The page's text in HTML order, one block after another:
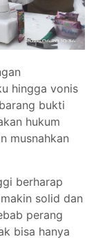
hingga vonis
bukti
hukum
musnahkan
berharap
solid dan
perang
bisa hanya